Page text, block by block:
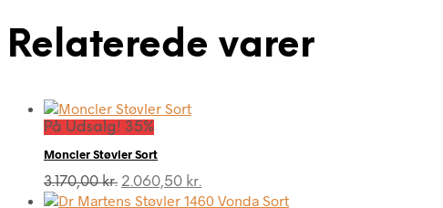
Relaterede varer
På Udsalg! 35%
Moncler Støvler Sort
3.170,00kr. Den
oprindelige
2.060,50 kr.
aktuelle